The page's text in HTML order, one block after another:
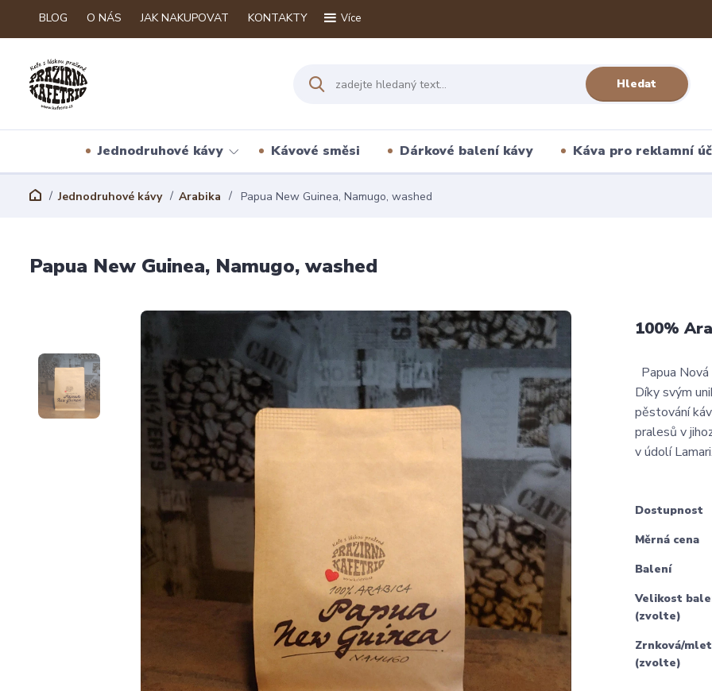
BLOG O NÁS JAK NAKUPOVAT KONTAKTY Více
Hledat
Jednodruhové kávy Kávové směsi Dárkové balení kávy Káva pro reklamní
Jednodruhové kávy Arabika Papua New Guinea, Namugo, washed
Papua New Guinea, Namugo, washed
100%
Papua
Díky svým
pěstování
pralesů v
v údolí
Dostupnost
Měrná cena
Balení
Velikost
(zvolte)
Zrnková/
(zvolte)